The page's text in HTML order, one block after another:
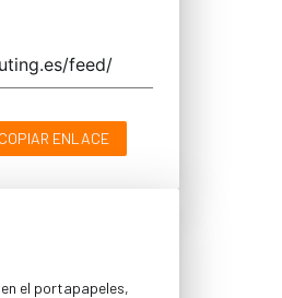
COPIAR ENLACE
el portapapeles,